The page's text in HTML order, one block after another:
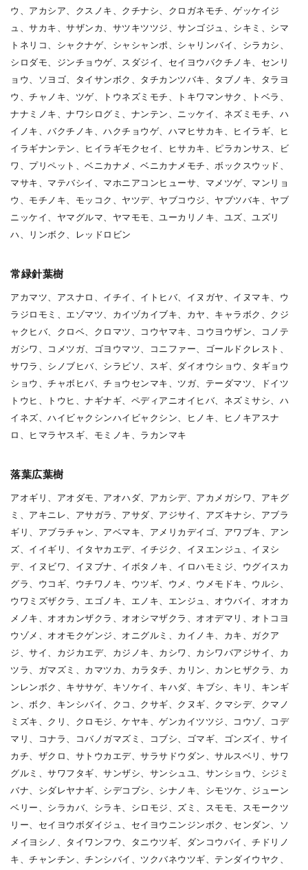
ウ、アカシア、クスノキ、クチナシ、クロガネモチ、ゲッケイジ
ュ、サカキ、サザンカ、サツキツツジ、サンゴジュ、シキミ、シマ
トネリコ、シャクナゲ、シャシャンポ、シャリンバイ、シラカシ、
シロダモ、ジンチョウゲ、スダジイ、セイヨウバクチノキ、センリ
ョウ、ソヨゴ、タイサンボク、タチカンツバキ、タブノキ、タラヨ
ウ、チャノキ、ツゲ、トウネズミモチ、トキワマンサク、トベラ、
ナナミノキ、ナワシログミ、ナンテン、ニッケイ、ネズミモチ、ハ
イノキ、バクチノキ、ハクチョウゲ、ハマヒサカキ、ヒイラギ、ヒ
イラギナンテン、ヒイラギモクセイ、ヒサカキ、ピラカンサス、ビ
ワ、プリペット、ベニカナメ、ベニカナメモチ、ボックスウッド、
マサキ、マテバシイ、マホニアコンヒューサ、マメツゲ、マンリョ
ウ、モチノキ、モッコク、ヤツデ、ヤブコウジ、ヤブツバキ、ヤブ
ニッケイ、ヤマグルマ、ヤマモモ、ユーカリノキ、ユズ、ユズリ
ハ、リンボク、レッドロビン
常緑針葉樹
アカマツ、アスナロ、イチイ、イトヒバ、イヌガヤ、イヌマキ、ウ
ラジロモミ、エゾマツ、カイヅカイブキ、カヤ、キャラボク、クジ
ャクヒバ、クロベ、クロマツ、コウヤマキ、コウヨウザン、コノテ
ガシワ、コメツガ、ゴヨウマツ、コニファー、ゴールドクレスト、
サワラ、シノブヒバ、シラビソ、スギ、ダイオウショウ、タギョウ
ショウ、チャボヒバ、チョウセンマキ、ツガ、テーダマツ、ドイツ
トウヒ、トウヒ、ナギナギ、ペディアニオイヒバ、ネズミサシ、ハ
イネズ、ハイビャクシンハイビャクシン、ヒノキ、ヒノキアスナ
ロ、ヒマラヤスギ、モミノキ、ラカンマキ
落葉広葉樹
アオギリ、アオダモ、アオハダ、アカシデ、アカメガシワ、アキグ
ミ、アキニレ、アサガラ、アサダ、アジサイ、アズキナシ、アブラ
ギリ、アブラチャン、アベマキ、アメリカデイゴ、アワブキ、アン
ズ、イイギリ、イタヤカエデ、イチジク、イヌエンジュ、イヌシ
デ、イヌビワ、イヌブナ、イボタノキ、イロハモミジ、ウグイスカ
グラ、ウコギ、ウチワノキ、ウツギ、ウメ、ウメモドキ、ウルシ、
ウワミズザクラ、エゴノキ、エノキ、エンジュ、オウバイ、オオカ
メノキ、オオカンザクラ、オオシマザクラ、オオデマリ、オトコヨ
ウゾメ、オオモクゲンジ、オニグルミ、カイノキ、カキ、ガクア
ジ、サイ、カジカエデ、カジノキ、カシワ、カシワバアジサイ、カ
ツラ、ガマズミ、カマツカ、カラタチ、カリン、カンヒザクラ、カ
ンレンボク、キササゲ、キソケイ、キハダ、キブシ、キリ、キンギ
ン、ボク、キンシバイ、クコ、クサギ、クヌギ、クマシデ、クマノ
ミズキ、クリ、クロモジ、ケヤキ、ゲンカイツツジ、コウゾ、コデ
マリ、コナラ、コバノガマズミ、コブシ、ゴマギ、ゴンズイ、サイ
カチ、ザクロ、サトウカエデ、サラサドウダン、サルスベリ、サワ
グルミ、サワフタギ、サンザシ、サンシュユ、サンショウ、シジミ
バナ、シダレヤナギ、シデコブシ、シナノキ、シモツケ、ジューン
ベリー、シラカバ、シラキ、シロモジ、ズミ、スモモ、スモークツ
リー、セイヨウボダイジュ、セイヨウニンジンボク、センダン、ソ
メイヨシノ、タイワンフウ、タニウツギ、ダンコウバイ、チドリノ
キ、チャンチン、チンシバイ、ツクバネウツギ、テンダイウヤク、